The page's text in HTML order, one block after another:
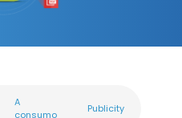
A
consumo
Publicity